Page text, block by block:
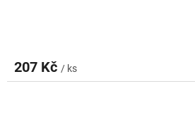
207 Kč / ks